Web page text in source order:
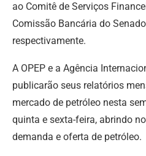
ao Comitê de Serviços
Comissão Bancária do
respectivamente.
A OPEP e a Agência
publicarão seus relatórios
mercado de petróleo nesta
quinta e sexta-feira, abrindo
demanda e oferta de petróleo.